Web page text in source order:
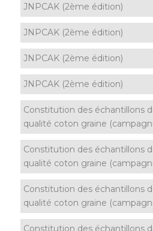
JNPCAK (2ème édition)
JNPCAK (2ème édition)
JNPCAK (2ème édition)
JNPCAK (2ème édition)
Constitution des échantillons
qualité coton graine
Constitution des échantillons
qualité coton graine
Constitution des échantillons
qualité coton graine
Constitution des échantillons